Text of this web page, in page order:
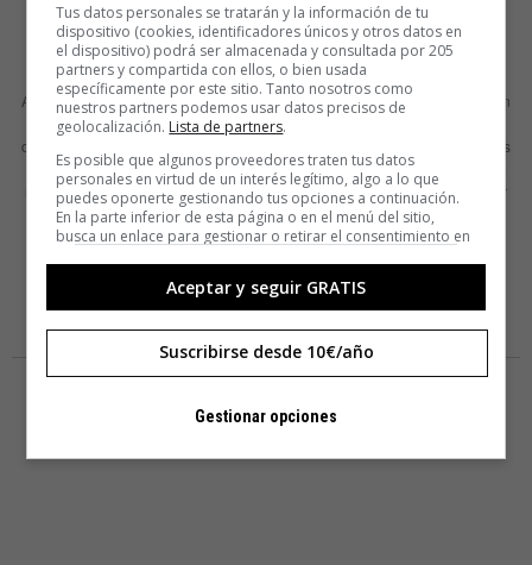
Un manifiesto en favor del ‘Slow
work’
Algunos acontecimientos de la vida, por buenos o malos que sean, parecen
ejercer un poder especial. El tiempo se detiene. En esos momentos
cristalizados surge una inocente pero desestabilizadora pregunta: “¿Qué es
realmente lo que cuenta de verdad?”. De repente nos invade un estado de
miedo, un vacío. Lo más fácil es hacer todo lo posible para eludir cualquier
tentativa
Tus datos personales se tratarán y la información de tu
dispositivo (cookies, identificadores únicos y otros datos en
el dispositivo) podrá ser almacenada y consultada por 205
partners y compartida con ellos, o bien usada
específicamente por este sitio. Tanto nosotros como
nuestros partners podemos usar datos precisos de
geolocalización. Lista de partners.
Es posible que algunos proveedores traten tus datos
personales en virtud de un interés legítimo, algo a lo que
puedes oponerte gestionando tus opciones a continuación.
En la parte inferior de esta página o en el menú del sitio,
busca un enlace para gestionar o retirar el consentimiento en
Aceptar y seguir GRATIS
Suscribirse desde 10€/año
Gestionar opciones